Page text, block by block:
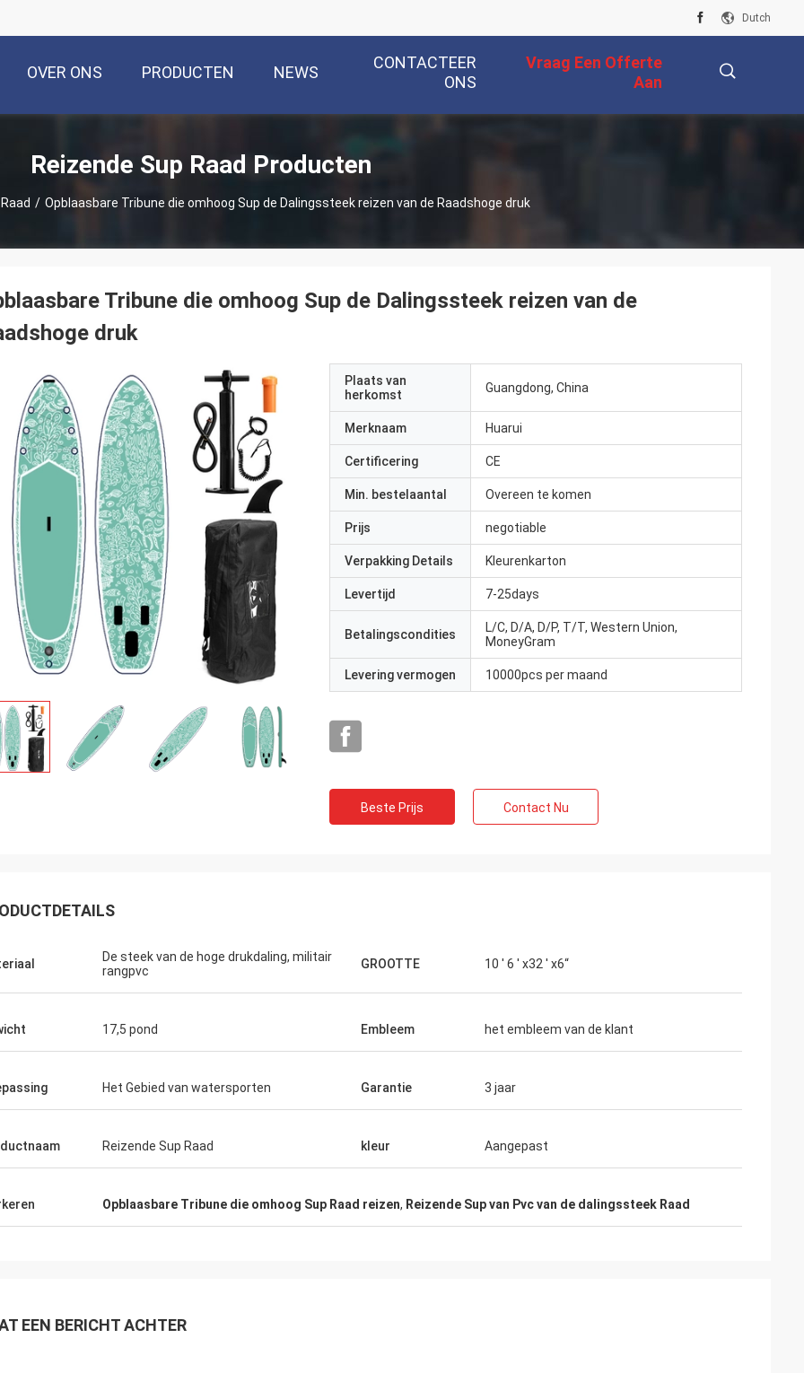
Dutch
OVER ONS PRODUCTEN NEWS
CONTACTEER
ONS
Vraag Een Offerte
Aan
Reizende Sup Raad Producten
/ Opblaasbare Tribune die omhoog Sup de Dalingssteek reizen van de Raadshoge druk
Heeft ton
super stal.
dit.
Tribune die omhoog Sup de Dalingssteek reizen van de
druk
Plaats van
herkomst
Guangdong, China
Merknaam Huarui
Certificering CE
Min. bestelaantal Overeen te komen
Prijs negotiable
Verpakking Details Kleurenkarton
Levertijd 7-25days
Betalingscondities
L/C, D/A, D/P, T/T, Western Union,
MoneyGram
Levering vermogen 10000pcs per maand
Beste Prijs Contact Nu
De steek van de hoge drukdaling, militair
rangpvc
GROOTTE 10 ' 6 ' x32 ' x6“
17,5 pond Embleem het embleem van de klant
Het Gebied van watersporten Garantie 3 jaar
Reizende Sup Raad kleur Aangepast
Opblaasbare Tribune die omhoog Sup Raad reizen, Reizende Sup van Pvc van de dalingssteek Raad
EEN BERICHT ACHTER